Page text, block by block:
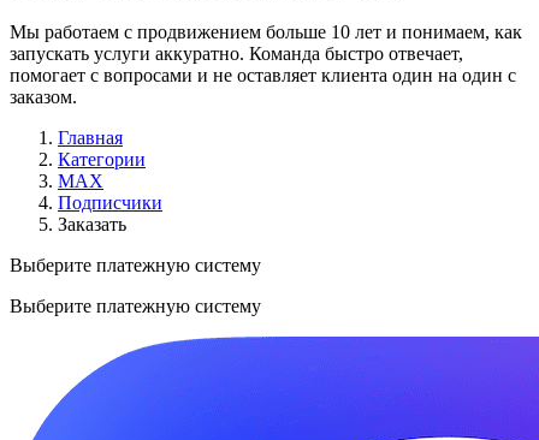
Мы работаем с продвижением больше 10 лет и понимаем, как
запускать услуги аккуратно. Команда быстро отвечает,
помогает с вопросами и не оставляет клиента один на один с
заказом.
Главная
Категории
MAX
Подписчики
Заказать
Выберите платежную систему
Выберите платежную систему